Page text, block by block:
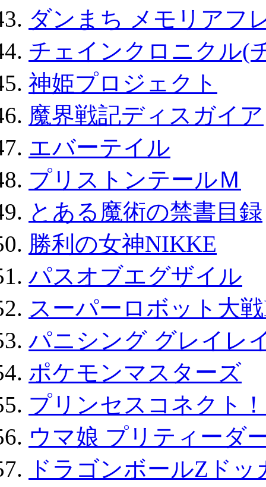
ダンまち メモリアフ
チェインクロニクル(
神姫プロジェクト
魔界戦記ディスガイア
エバーテイル
プリストンテールＭ
とある魔術の禁書目録
勝利の女神NIKKE
パスオブエグザイル
スーパーロボット大
パニシング グレイレ
ポケモンマスターズ
プリンセスコネクト
ウマ娘 プリティーダ
ドラゴンボールZド